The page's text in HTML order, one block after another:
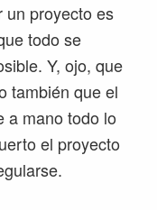
un proyecto es
todo se
Y, ojo, que
también que el
a mano todo lo
el proyecto